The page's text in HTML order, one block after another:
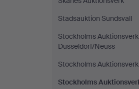
Stadsauktion Sundsvall
Stockholms Auktionsverk
Düsseldorf/Neuss
Stockholms
Stockholms